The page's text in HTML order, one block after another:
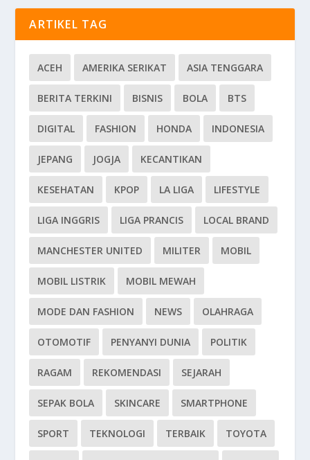
ARTIKEL TAG
ACEH AMERIKA SERIKAT ASIA TENGGARA
BERITA TERKINI BISNIS BOLA BTS
DIGITAL FASHION HONDA INDONESIA
JEPANG JOGJA KECANTIKAN
KESEHATAN KPOP LA LIGA LIFESTYLE
LIGA INGGRIS LIGA PRANCIS LOCAL BRAND
MANCHESTER UNITED MILITER MOBIL
MOBIL LISTRIK MOBIL MEWAH
MODE DAN FASHION NEWS OLAHRAGA
OTOMOTIF PENYANYI DUNIA POLITIK
RAGAM REKOMENDASI SEJARAH
SEPAK BOLA SKINCARE SMARTPHONE
SPORT TEKNOLOGI TERBAIK TOYOTA